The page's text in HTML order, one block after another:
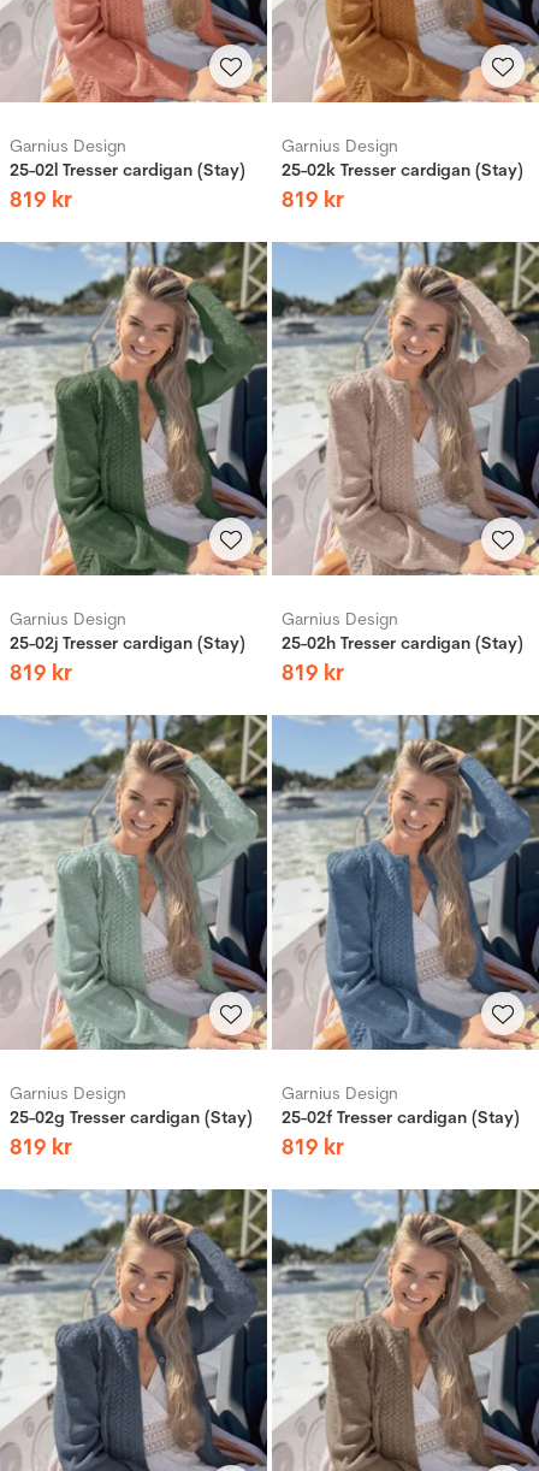
Garnius Design
25-02l Tresser cardigan (Stay)
819 kr
Garnius Design
25-02k Tresser cardigan (Stay)
819 kr
Garnius Design
25-02j Tresser cardigan (Stay)
819 kr
Garnius Design
25-02h Tresser cardigan (Stay)
819 kr
Garnius Design
25-02g Tresser cardigan (Stay)
819 kr
Garnius Design
25-02f Tresser cardigan (Stay)
819 kr